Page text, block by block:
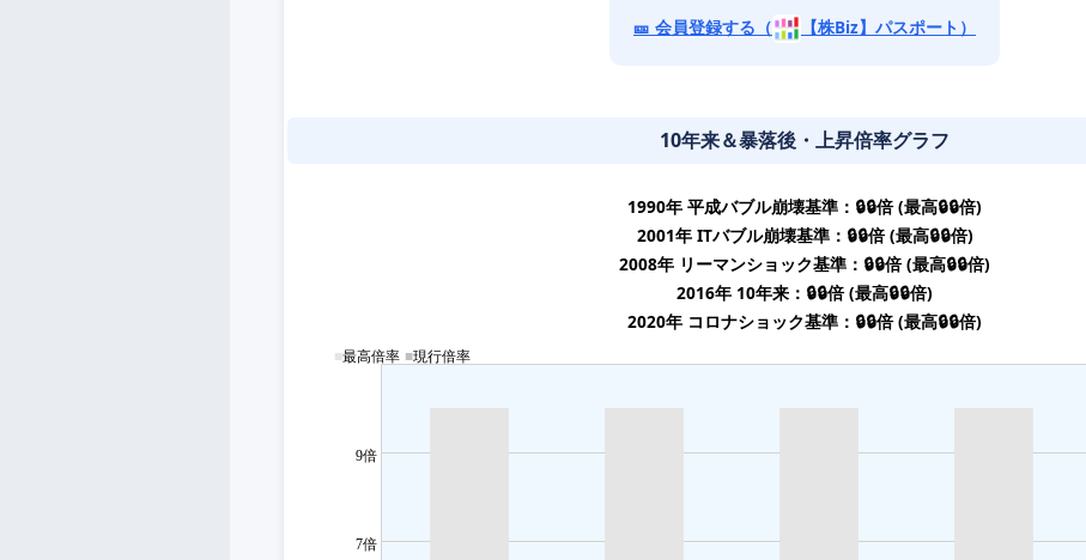
🎫 会員登録する（ 【株Biz】パスポート）
10年来＆暴落後・上昇倍率グラフ
1990年 平成バブル崩壊基準：🔒🔒倍 (最高🔒🔒倍)
2001年 ITバブル崩壊基準：🔒🔒倍 (最高🔒🔒倍)
2008年 リーマンショック基準：🔒🔒倍 (最高🔒🔒倍)
2016年 10年来：🔒🔒倍 (最高🔒🔒倍)
2020年 コロナショック基準：🔒🔒倍 (最高🔒🔒倍)